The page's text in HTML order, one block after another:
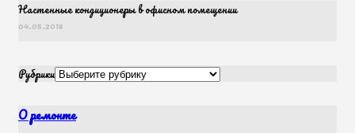
Настенные кондиционеры в офисном помещении
04.05.2018
Рубрики
О ремонте